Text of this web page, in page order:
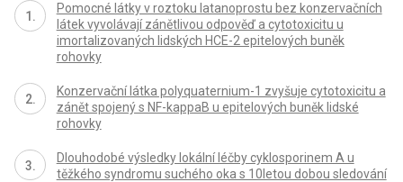
Pomocné látky v roztoku latanoprostu bez konzervačních
látek vyvolávají zánětlivou odpověď a cytotoxicitu u
imortalizovaných lidských HCE-2 epitelových buněk
rohovky
Konzervační látka polyquaternium-1 zvyšuje cytotoxicitu a
zánět spojený s NF-kappaB u epitelových buněk lidské
rohovky
Dlouhodobé výsledky lokální léčby cyklosporinem A u
těžkého syndromu suchého oka s 10letou dobou sledování